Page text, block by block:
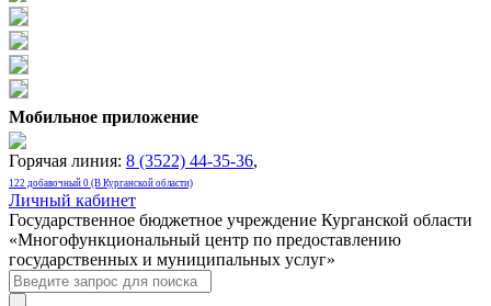
Мобильное приложение
Горячая линия: 8 (3522) 44-35-36,
122 добавочный 0 (В Курганской области)
Личный кабинет
Государственное бюджетное учреждение Курганской области
«Многофункциональный центр по предоставлению
государственных и муниципальных услуг»